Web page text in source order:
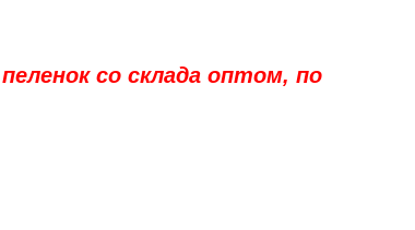
со склада оптом, по